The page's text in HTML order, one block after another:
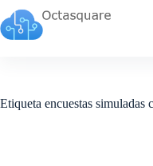
al
contenido
Etiqueta encuestas simuladas